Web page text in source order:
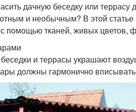
дачную беседку или террасу
и необычным? В этой
помощью тканей, живых цветов,
и террасы украшают
должны гармонично